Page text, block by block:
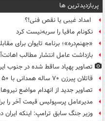
پربازدیدترین ها
امداد غیبی یا نقص فنی!؟
نکونام مافیا را سربه‌نیست کرد
«جهنم‌دره»؛ برنامه تایوان برای
بازداشت عامل انتشار مطالب
تصاویر پهپاد ساقط شده در جنوب
قاتلان پیرزن ۷۰ ساله همدانی با ۵۰ گرم طلا دستگیر شدند
تصاویر جدید از انهدام مواضع
مدیرعامل پرسپولیس قیمت آخر را
وزیر جنگ سابق ترامپ: اینکه ایران